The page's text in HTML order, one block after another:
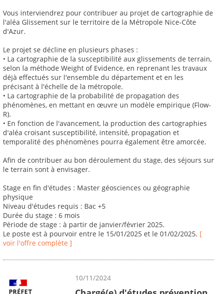
Vous interviendrez pour contribuer au projet de cartographie de
l'aléa Glissement sur le territoire de la Métropole Nice-Côte
d'Azur.
Le projet se décline en plusieurs phases :
• La cartographie de la susceptibilité aux glissements de terrain,
selon la méthode Weight of Evidence, en reprenant les travaux
déjà effectués sur l'ensemble du département et en les
précisant à l'échelle de la métropole.
• La cartographie de la probabilité de propagation des
phénomènes, en mettant en œuvre un modèle empirique (Flow-
R).
• En fonction de l'avancement, la production des cartographies
d'aléa croisant susceptibilité, intensité, propagation et
temporalité des phénomènes pourra également être amorcée.
Afin de contribuer au bon déroulement du stage, des séjours sur
le terrain sont à envisager.
Stage en fin d'études : Master géosciences ou géographie
physique
Niveau d'études requis : Bac +5
Durée du stage : 6 mois
Période de stage : à partir de janvier/février 2025.
Le poste est à pourvoir entre le 15/01/2025 et le 01/02/2025. [
voir l'offre complète ]
10/11/2024